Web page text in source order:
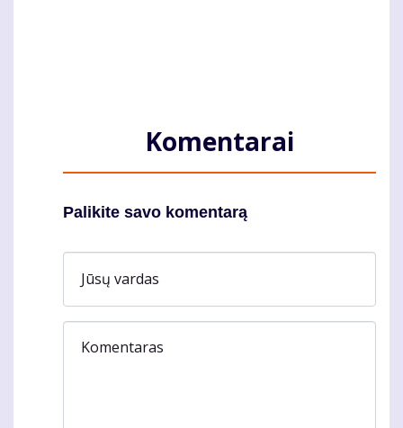
Komentarai
Palikite savo komentarą
Jūsų vardas
Komentaras